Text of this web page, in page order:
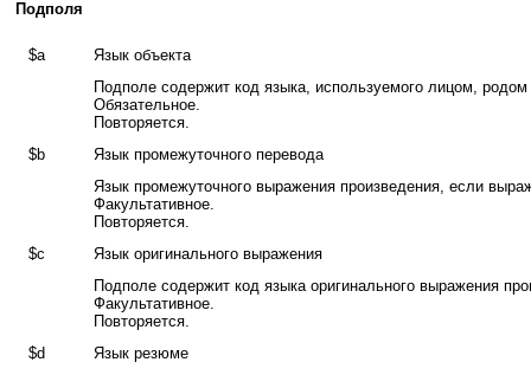
Подполя
$a
Язык объекта
Подполе содержит код языка, используемого лицом,
Обязательное.
Повторяется.
$b
Язык промежуточного перевода
Язык промежуточного выражения произведения, если
Факультативное.
Повторяется.
$c
Язык оригинального выражения
Подполе содержит код языка оригинального выражения
Факультативное.
Повторяется.
$d
Язык резюме